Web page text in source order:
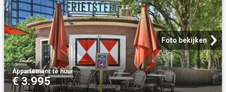
Foto bekijken
Appartement·te huur
€ 3.995